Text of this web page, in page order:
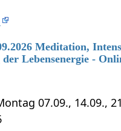
Meditation,
Lebensenergie -
07.09., 14.09.,